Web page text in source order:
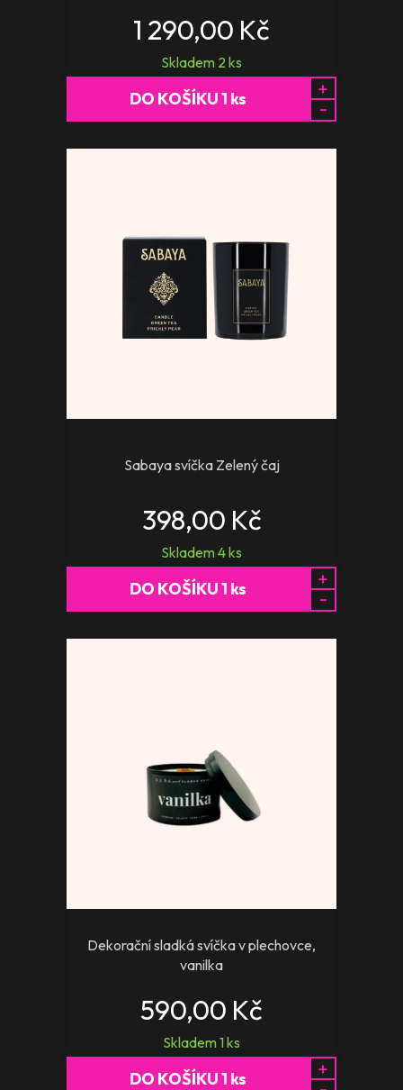
1 290,00 Kč
Skladem 2ks
DO KOŠÍKU1 ks
+
-
Sabaya svíčka Zelený čaj
398,00 Kč
Skladem4ks
DO KOŠÍKU1 ks
+
-
Dekorační sladká svíčka v plechovce,
vanilka
590,00 Kč
Skladem1ks
DO KOŠÍKU1 ks
+